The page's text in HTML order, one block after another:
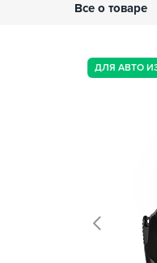
Все о товаре
ДЛЯ АВТО